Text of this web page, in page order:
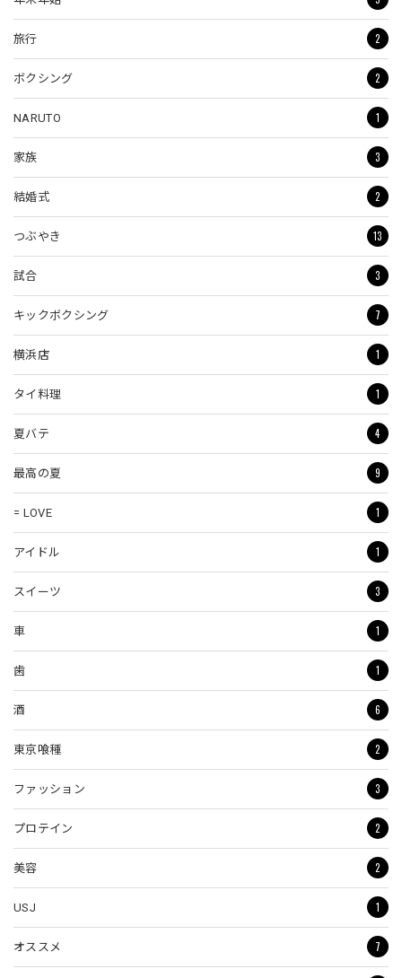
旅行 2
ボクシング 2
NARUTO 1
家族 3
結婚式 2
つぶやき 13
試合 3
キックボクシング 7
横浜店 1
タイ料理 1
夏バテ 4
最高の夏 9
= LOVE 1
アイドル 1
スイーツ 3
車 1
歯 1
酒 6
東京喰種 2
ファッション 3
プロテイン 2
美容 2
USJ 1
オススメ 7